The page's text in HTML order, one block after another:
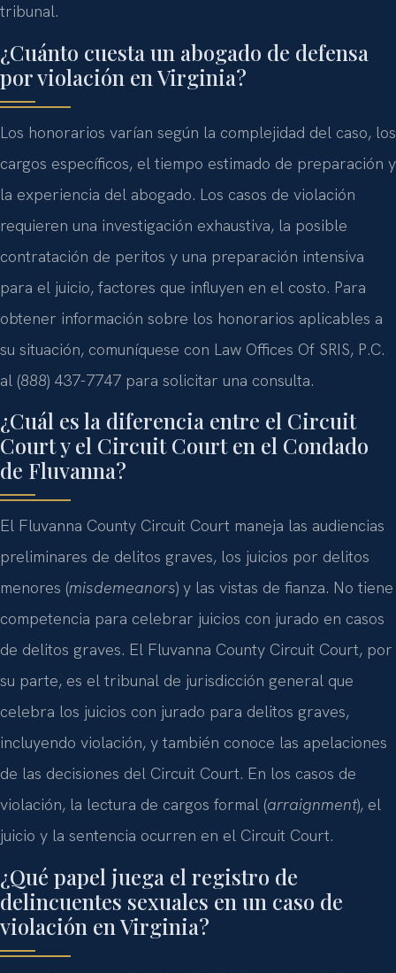
tribunal.
¿Cuánto cuesta un abogado de defensa
por violación en Virginia?
Los honorarios varían según la complejidad del caso, los
cargos específicos, el tiempo estimado de preparación y
la experiencia del abogado. Los casos de violación
requieren una investigación exhaustiva, la posible
contratación de peritos y una preparación intensiva
para el juicio, factores que influyen en el costo. Para
obtener información sobre los honorarios aplicables a
su situación, comuníquese con Law Offices Of SRIS, P.C.
al (888) 437-7747 para solicitar una consulta.
¿Cuál es la diferencia entre el Circuit
Court y el Circuit Court en el Condado
de Fluvanna?
El Fluvanna County Circuit Court maneja las audiencias
preliminares de delitos graves, los juicios por delitos
menores (misdemeanors) y las vistas de fianza. No tiene
competencia para celebrar juicios con jurado en casos
de delitos graves. El Fluvanna County Circuit Court, por
su parte, es el tribunal de jurisdicción general que
celebra los juicios con jurado para delitos graves,
incluyendo violación, y también conoce las apelaciones
de las decisiones del Circuit Court. En los casos de
violación, la lectura de cargos formal (arraignment), el
juicio y la sentencia ocurren en el Circuit Court.
¿Qué papel juega el registro de
delincuentes sexuales en un caso de
violación en Virginia?